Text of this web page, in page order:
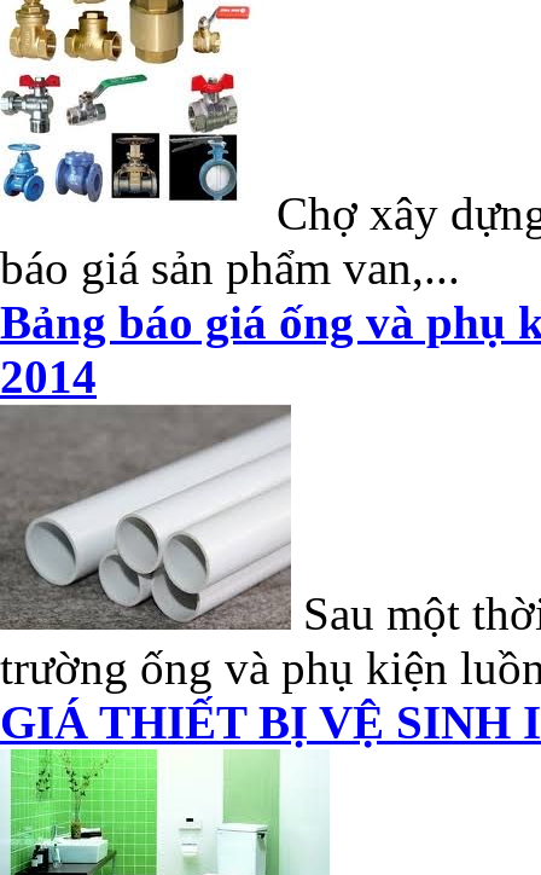
Chợ xây
báo giá sản phẩm van,...
Bảng báo giá ống và phụ
2014
Sau một
trường ống và phụ kiện
GIÁ THIẾT BỊ VỆ SINH